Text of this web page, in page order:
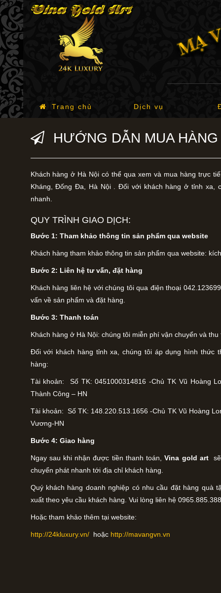
Trang chủ Dịch vụ
HƯỚNG DẪN MUA HÀNG
Khách hàng ở Hà Nội có thể qua xem và mua hàng trực
Kháng, Đống Đa, Hà Nội . Đối với khách hàng ở tỉnh xa,
nhanh.
QUY TRÌNH GIAO DỊCH:
Bước 1: Tham khảo thông tin sản phẩm qua website
Khách hàng tham khảo thông tin sản phẩm qua website:
Bước 2: Liên hệ tư vấn, đặt hàng
Khách hàng liên hệ với chúng tôi qua điện thoại
vấn về sản phẩm và đặt hàng.
Bước 3: Thanh toán
Khách hàng ở Hà Nội: chúng tôi miễn phí vận chuyển và thu
Đối với khách hàng tỉnh xa, chúng tôi áp dụng hình thức
hàng:
Tài khoản: Số TK: 0451000314816 -Chủ TK Vũ Hoàng
Thành Công – HN
Tài khoản: Số TK: 148.220.513.1656 -Chủ TK Vũ Hoàng
Vương-HN
Bước 4: Giao hàng
Ngay sau khi nhận được tiền thanh toán,Vina gold art
chuyển phát nhanh tới địa chỉ khách hàng.
Quý khách hàng doanh nghiệp có nhu cầu đặt hàng quà
xuất theo yêu cầu khách hàng. Vui lòng liên hệ
Hoặc tham khảo thêm tại website:
http://24kluxury.vn/ hoặc http://mavangvn.vn